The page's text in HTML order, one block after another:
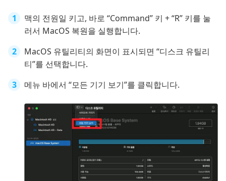
맥의 전원일 키고, 바로 “Command” 키 + “R” 키를 눌
러서 MacOS 복원을 실행합니다.
MacOS 유틸리티의 화면이 표시되면 “디스크 유틸리
티”를 선택합니다.
메뉴 바에서 “모든 기기 보기”를 클릭합니다.